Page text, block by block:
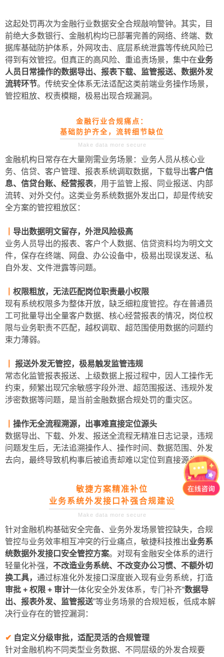
这起处罚再次为金融行业数据安全合规敲响警钟。其实，目
前绝大多数银行、金融机构均已部署完善的网络、终端、数
据库基础防护体系，外网攻击、底层系统泄露等传统风险已
得到有效管控。但真正的高风险、重追责场景，集中在业务
人员日常操作的数据导出、报表下载、监管报送、数据外发
流转环节。传统安全体系无法适配这类前端业务操作场景，
管控粗放、权责模糊，极易出现合规漏洞。
金融行业合规痛点：
基础防护齐全，流转细节缺位
Make data more secure
金融机构日常存在大量刚需业务场景：业务人员从核心业
务、信贷、客户管理、报表系统调取数据，下载导出客户信
息、信贷台账、经营报表，用于监管上报、同业报送、内部
流转、对外交付。这类业务系统数据外发出口，却是传统安
全方案的管控粗放区：
导出数据明文留存，外泄风险极高
业务人员导出的报表、客户个人数据、信贷资料均为明文文
件，保存在终端、网盘、办公设备中，极易出现误发送、私
自外发、文件泄露等问题。
权限粗放，无法匹配岗位职责最小权限
现有系统权限多为整体开放，缺乏细粒度管控。存在普通员
工可批量导出全量客户数据、核心经营报表的情况，岗位权
限与业务职责不匹配，越权调取、超范围使用数据的问题约
束力薄弱。
报送外发无管控，极易触发监管违规
常态化监管报表报送、上级数据上报过程中，因人工操作无
约束，频繁出现冗余敏感字段外泄、超范围报送、违规外发
涉密数据等问题，是当前金融数据合规处罚的重灾区。
操作无全流程溯源，出事难直接定位源头
数据导出、下载、外发、报送全流程无精准日志记录，违规
问题发生后，无法追溯操作人、操作时间、数据范围、外发
去向，最终导致机构事后被追责却难以定位到直接源头。
敏捷方案精准补位
业务系统外发接口补强合规建设
Make data more secure
针对金融机构基础安全完备、业务外发场景管控缺失，合规
管控与业务效率相互冲突的行业痛点，敏捷科技推出业务系
统数据外发接口安全管控方案。对现有金融安全体系的进行
轻量化补强， 不改造业务系统、不改变办公习惯、不额外切
换工具， 通过标准化外发接口深度嵌入现有业务系统，打造
审批 + 权限 + 审计一体化安全外发体系，专门补齐“数据导
出、报表外发、监管报送”等业务场景的合规短板，低成本解
决行业存在的管控漏洞：
✔ 自定义分级审批，适配灵活的合规管理
针对金融机构不同类型业务数据、不同层级的外发合规要